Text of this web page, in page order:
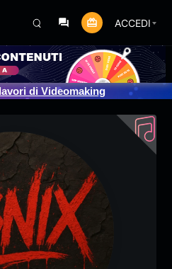
ACCEDI
di Videomaking